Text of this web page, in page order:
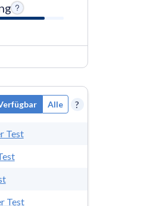
Alle ?
Test
Test